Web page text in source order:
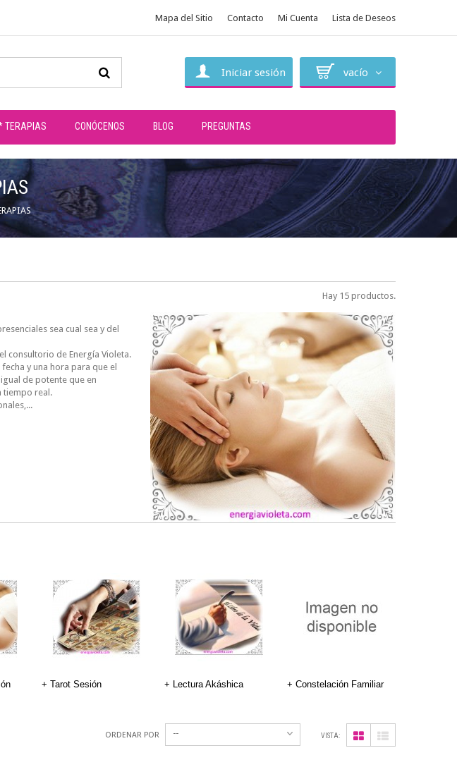
Mapa del Sitio Contacto Mi Cuenta Lista de Deseos
vacío
Iniciar sesión
TERAPIAS CONÓCENOS BLOG PREGUNTAS
Hay 15 productos.
sea cual sea y del
consultorio de Energía Violeta.
y una hora para que el
de potente que en
tiempo real.
+ Tarot Sesión + Lectura Akáshica + Constelación Familiar
VISTA:
ORDENAR POR --